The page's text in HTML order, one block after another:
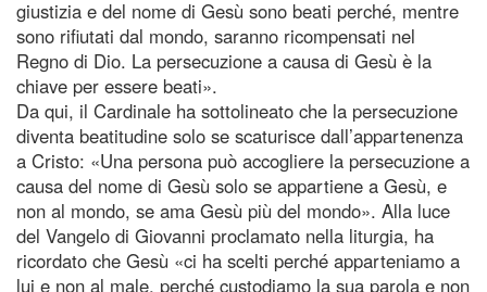
giustizia e del nome di Gesù sono beati perché, mentre
sono rifiutati dal mondo, saranno ricompensati nel
Regno di Dio. La persecuzione a causa di Gesù è la
chiave per essere beati».
Da qui, il Cardinale ha sottolineato che la persecuzione
diventa beatitudine solo se scaturisce dall’appartenenza
a Cristo: «Una persona può accogliere la persecuzione a
causa del nome di Gesù solo se appartiene a Gesù, e
non al mondo, se ama Gesù più del mondo». Alla luce
del Vangelo di Giovanni proclamato nella liturgia, ha
ricordato che Gesù «ci ha scelti perché apparteniamo a
lui e non al male, perché custodiamo la sua parola e non